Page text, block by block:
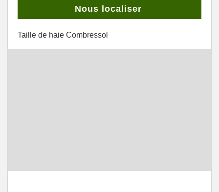
Nous localiser
Taille de haie Combressol